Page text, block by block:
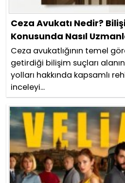
Ceza Avukatı Nedir?
Konusunda Nasıl
Ceza avukatlığının temel
getirdiği bilişim suçları
yolları hakkında kapsamlı
inceleyi...